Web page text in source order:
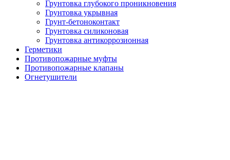
Грунтовка глубокого проникновения
Грунтовка укрывная
Грунт-бетоноконтакт
Грунтовка силиконовая
Грунтовка антикоррозионная
Герметики
Противопожарные муфты
Противопожарные клапаны
Огнетушители